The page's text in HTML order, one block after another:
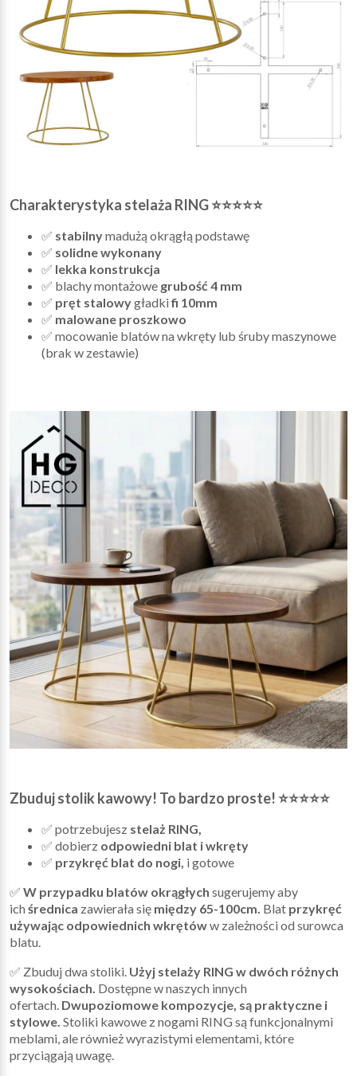
Charakterystyka stelaża RING ⭐⭐⭐⭐⭐
✅ stabilnymadużą okrągłą podstawę
✅ solidne wykonany
✅ lekka konstrukcja
✅ blachy montażowe grubość 4 mm
✅ pręt stalowygładkifi 10mm
✅ malowane proszkowo
✅ mocowanie blatów na wkręty lub śruby maszynowe
(brak w zestawie)
Zbuduj stolik kawowy! To bardzo proste! ⭐⭐⭐⭐⭐
✅ potrzebujesz stelaż RING,
✅ dobierz odpowiedni blat i wkręty
✅ przykręć blat do nogi, i gotowe
✅ W przypadku blatów okrągłych sugerujemy aby
ich średnica zawierała się między 65-100cm. Blat przykręć
używając odpowiednich wkrętóww zależności od surowca
blatu.
✅ Zbuduj dwa stoliki. Użyj stelaży RING w dwóch różnych
wysokościach. Dostępne w naszych innych
ofertach. Dwupoziomowe kompozycje, są praktyczne i
stylowe. Stoliki kawowe z nogami RING są funkcjonalnymi
meblami, ale również wyrazistymi elementami, które
przyciągają uwagę.